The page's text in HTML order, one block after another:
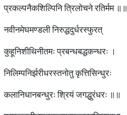
प्रकल्पनैकशिल्पिनि त्रिलोचने रतिर्मम ॥॥
नवीनमेघमण्डली निरुद्धदुर्धरस्फुरत्
कुहूनिशीथिनीतमः प्रबन्धबद्धकन्धरः ।
निलिम्पनिर्झरीधरस्तनोतु कृत्तिसिन्धुरः
कलानिधानबन्धुरः श्रियं जगद्धुरंधरः ॥॥